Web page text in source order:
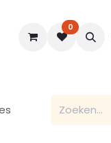
Blogs
0